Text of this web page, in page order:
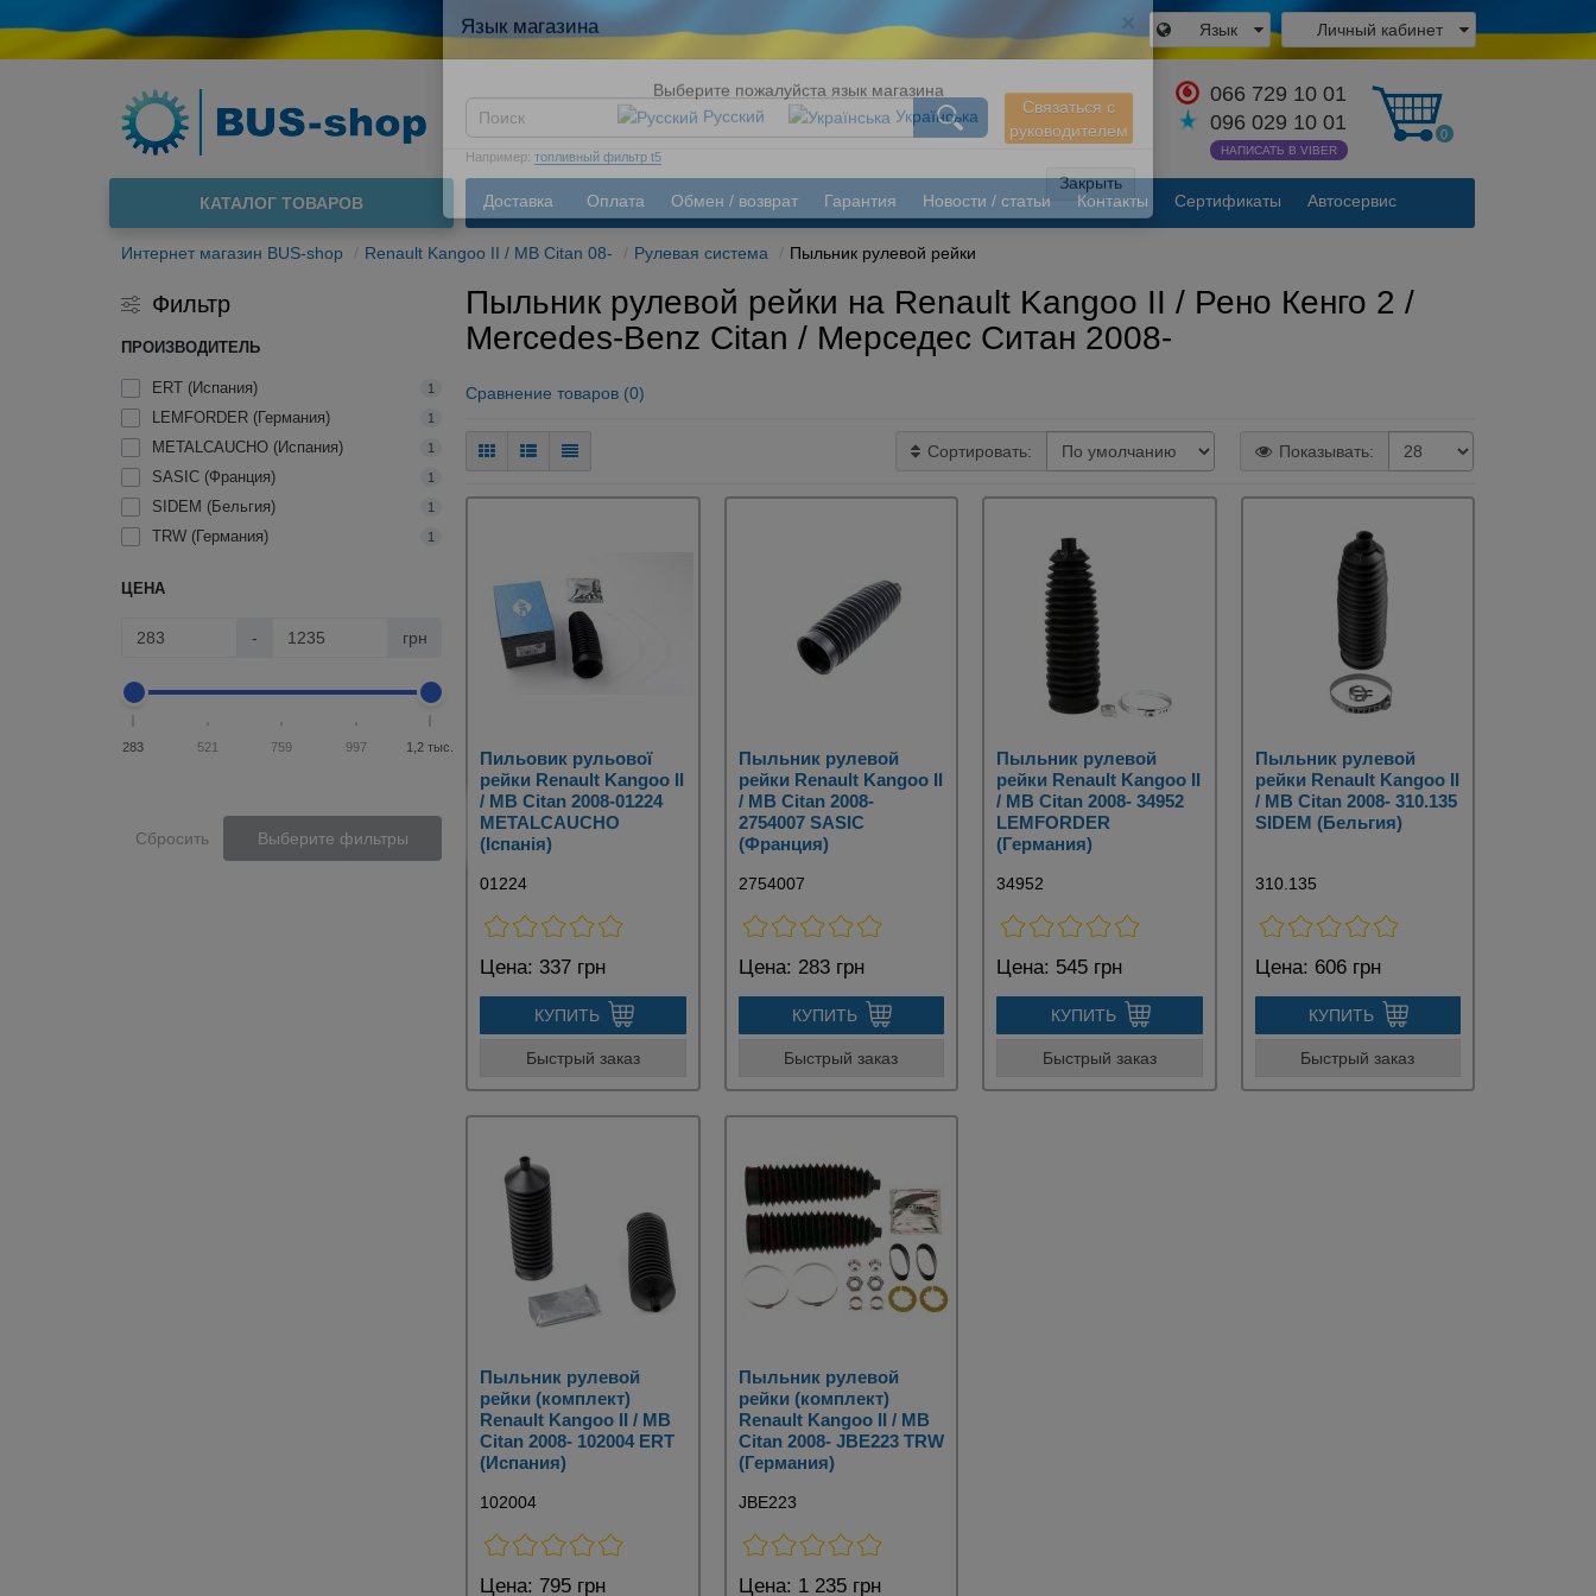
Личный кабинет
Язык
Связаться с
руководителем
066 729 10 01
096 029 10 01
НАПИСАТЬ В VIBER
0
Например: топливный фильтр t5
Доставка Оплата Обмен / возврат Гарантия Новости / статьи Контакты Сертификаты Автосервис
О нас
КАТАЛОГ ТОВАРОВ
Интернет магазин BUS-shop Renault Kangoo II / MB Citan 08- Рулевая система Пыльник рулевой рейки
Фильтр
ПРОИЗВОДИТЕЛЬ
ERT (Испания) 1
LEMFORDER (Германия) 1
METALCAUCHO (Испания) 1
SASIC (Франция) 1
SIDEM (Бельгия) 1
TRW (Германия) 1
ЦЕНА
- грн
283 521 759 997 1,2 тыс.
Сбросить Выберите фильтры
×
Выберите пожалуйста язык магазина
Закрыть
Пыльник рулевой рейки на Renault Kangoo II / Рено Кенго 2 /
Mercedes-Benz Citan / Мерседес Ситан 2008-
Сравнение товаров (0)
Сортировать: Показывать:
Пильовик рульової
рейки Renault Kangoo II
/ MB Citan 2008-01224
METALCAUCHO
(Іспанія)
01224
Цена: 337 грн
КУПИТЬ
Быстрый заказ
Пыльник рулевой
рейки Renault Kangoo II
/ MB Citan 2008-
2754007 SASIC
(Франция)
2754007
Цена: 283 грн
КУПИТЬ
Быстрый заказ
Пыльник рулевой
рейки Renault Kangoo II
/ MB Citan 2008- 34952
LEMFORDER
(Германия)
34952
Цена: 545 грн
КУПИТЬ
Быстрый заказ
Пыльник рулевой
рейки Renault Kangoo II
/ MB Citan 2008- 310.135
SIDEM (Бельгия)
310.135
Цена: 606 грн
КУПИТЬ
Быстрый заказ
Пыльник рулевой
рейки (комплект)
Renault Kangoo II / MB
Citan 2008- 102004 ERT
(Испания)
102004
Цена: 795 грн
Пыльник рулевой
рейки (комплект)
Renault Kangoo II / MB
Citan 2008- JBE223 TRW
(Германия)
JBE223
Цена: 1 235 грн